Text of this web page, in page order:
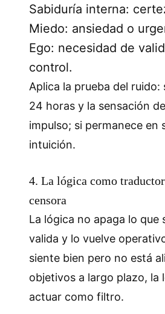
Sabiduría interna:
Miedo: ansiedad o
Ego: necesidad de
control.
Aplica la prueba del ruido:
24 horas y la sensación
impulso; si permanece en
intuición.
4. La lógica como
censora
La lógica no apaga lo que
valida y lo vuelve
siente bien pero no está
objetivos a largo plazo, la
actuar como filtro.